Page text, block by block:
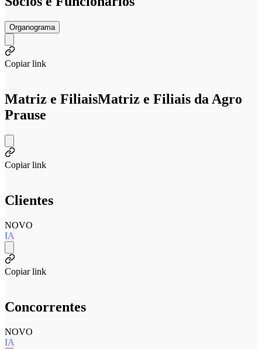
Organograma
Copiar link
Matriz e FiliaisMatriz e Filiais da Agro
Prause
Copiar link
Clientes
NOVO
IA
Copiar link
Concorrentes
NOVO
IA